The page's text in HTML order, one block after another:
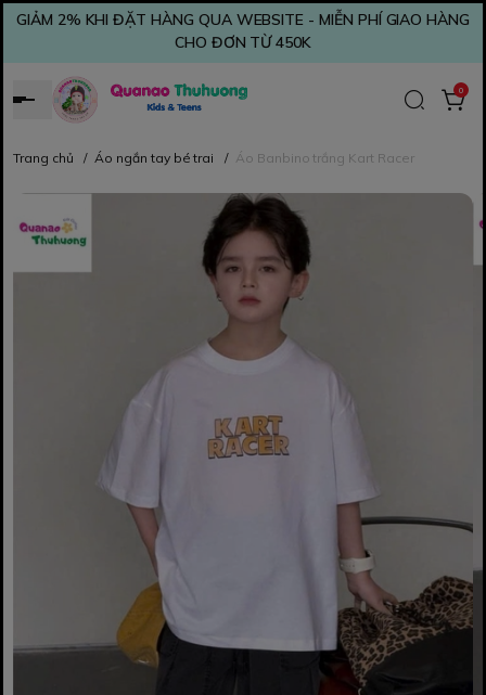
GIẢM 2% KHI ĐẶT HÀNG QUA WEBSITE - MIỄN PHÍ GIAO HÀNG
CHO ĐƠN TỪ 450K
0
Trang chủ / Áo ngắn tay bé trai / Áo Banbino trắng Kart Racer